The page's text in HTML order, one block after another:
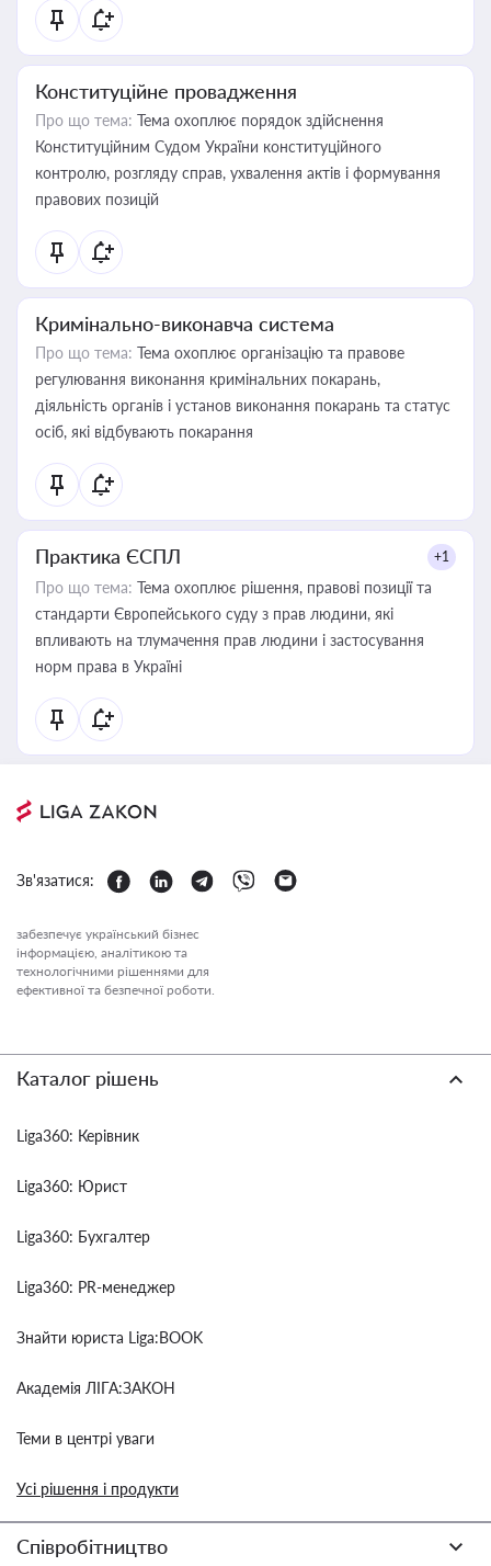
Конституційне провадження
Про що тема: Тема охоплює порядок здійснення
Конституційним Судом України конституційного
контролю, розгляду справ, ухвалення актів і формування
правових позицій
Кримінально-виконавча система
Про що тема: Тема охоплює організацію та правове
регулювання виконання кримінальних покарань,
діяльність органів і установ виконання покарань та статус
осіб, які відбувають покарання
Практика ЄСПЛ +1
Про що тема: Тема охоплює рішення, правові позиції та
стандарти Європейського суду з прав людини, які
впливають на тлумачення прав людини і застосування
норм права в Україні
Зв'язатися:
забезпечує український бізнес
інформацією, аналітикою та
технологічними рішеннями для
ефективної та безпечної роботи.
Каталог рішень
Liga360: Керівник
Liga360: Юрист
Liga360: Бухгалтер
Liga360: PR-менеджер
Знайти юриста Liga:BOOK
Академія ЛІГА:ЗАКОН
Теми в центрі уваги
Усі рішення і продукти
Співробітництво